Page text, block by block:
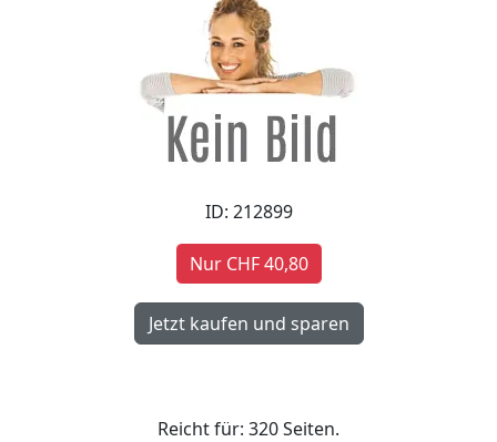
ID: 212899
Nur CHF 40,80
Reicht für: 320 Seiten.